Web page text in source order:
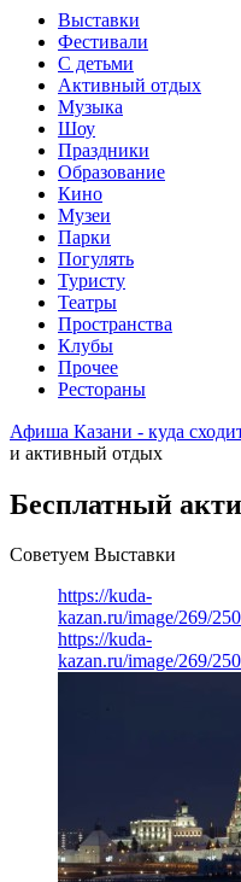
Выставки
Фестивали
С детьми
Активный отдых
Музыка
Шоу
Праздники
Образование
Кино
Музеи
Парки
Погулять
Туристу
Театры
Пространства
Клубы
Прочее
Рестораны
Афиша Казани - куда
и активный отдых
Бесплатный
Советуем Выставки
https://kuda-
kazan.ru/image/269/
https://kuda-
kazan.ru/image/269/